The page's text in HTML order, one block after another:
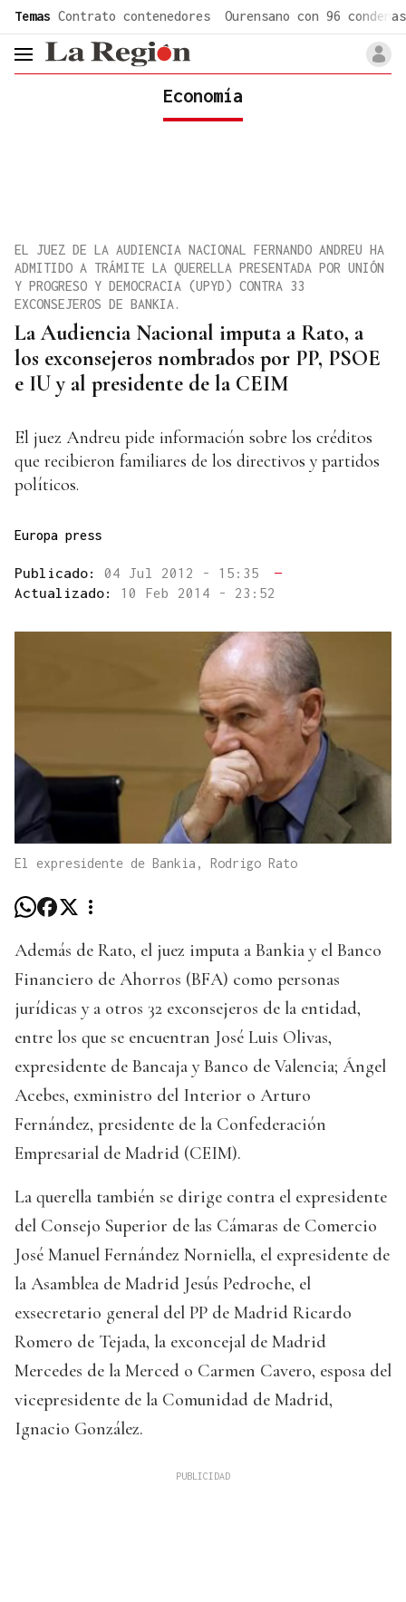
Temas Contrato contenedores Ourensano con 96 condenas
header.menu.open
Economía
La Audiencia Nacional imputa a Rato, a
los exconsejeros nombrados por PP, PSOE
e IU y al presidente de la CEIM
EL JUEZ DE LA AUDIENCIA NACIONAL FERNANDO ANDREU HA
ADMITIDO A TRÁMITE LA QUERELLA PRESENTADA POR UNIÓN
Y PROGRESO Y DEMOCRACIA (UPYD) CONTRA 33
EXCONSEJEROS DE BANKIA.
El juez Andreu pide información sobre los créditos
que recibieron familiares de los directivos y partidos
políticos.
Europa press
Publicado: 04 Jul 2012 - 15:35
—
Actualizado: 10 Feb 2014 - 23:52
El expresidente de Bankia, Rodrigo Rato
Además de Rato, el juez imputa a Bankia y el Banco
Financiero de Ahorros (BFA) como personas
jurídicas y a otros 32 exconsejeros de la entidad,
entre los que se encuentran José Luis Olivas,
expresidente de Bancaja y Banco de Valencia; Ángel
Acebes, exministro del Interior o Arturo
Fernández, presidente de la Confederación
Empresarial de Madrid (CEIM).
La querella también se dirige contra el expresidente
del Consejo Superior de las Cámaras de Comercio
José Manuel Fernández Norniella, el expresidente de
la Asamblea de Madrid Jesús Pedroche, el
exsecretario general del PP de Madrid Ricardo
Romero de Tejada, la exconcejal de Madrid
Mercedes de la Merced o Carmen Cavero, esposa del
vicepresidente de la Comunidad de Madrid,
Ignacio González.